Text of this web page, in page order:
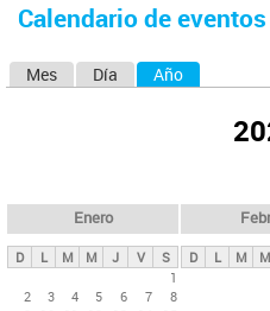
d
usted
Calendario de eventos
s
p
Mes Día Año
Enero
D L M M J V
S
1
2
3 4 5 6 7
8
D L M M